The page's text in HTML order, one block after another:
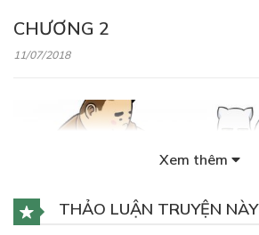
CHƯƠNG 2
11/07/2018
Xem thêm
THẢO LUẬN TRUYỆN NÀY